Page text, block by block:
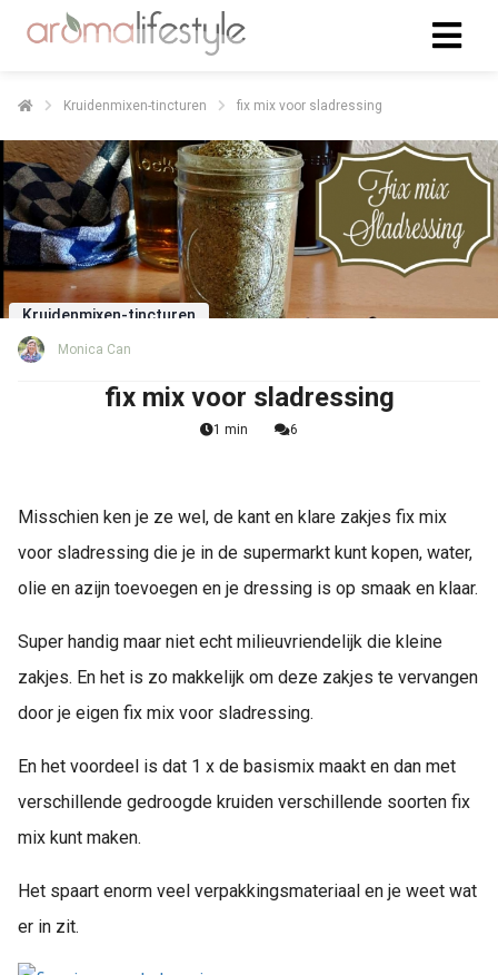
Kruidenmixen-tincturen fix mix voor sladressing
Kruidenmixen-tincturen
Monica Can
fix mix voor sladressing
1 min 6
Misschien ken je ze wel, de kant en klare zakjes fix mix
voor sladressing die je in de supermarkt kunt kopen, water,
olie en azijn toevoegen en je dressing is op smaak en klaar.
Super handig maar niet echt milieuvriendelijk die kleine
zakjes. En het is zo makkelijk om deze zakjes te vervangen
door je eigen fix mix voor sladressing.
En het voordeel is dat 1 x de basismix maakt en dan met
verschillende gedroogde kruiden verschillende soorten fix
mix kunt maken.
Het spaart enorm veel verpakkingsmateriaal en je weet wat
er in zit.